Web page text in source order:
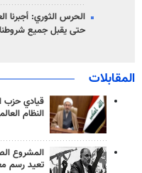
الحرس الثوري:
حتى يقبل جميع شروطنا
المقابلات
قيادي حزب
النظام
المشروع
تعيد رسم